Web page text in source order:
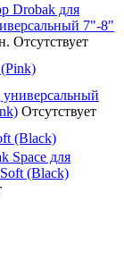
Drobak для
7"-8"
Отсутствует
универсальный
Отсутствует
(Black)
Space для
(Black)